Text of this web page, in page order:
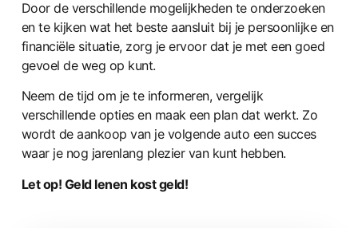
Door de verschillende mogelijkheden te onderzoeken
en te kijken wat het beste aansluit bij je persoonlijke en
financiële situatie, zorg je ervoor dat je met een goed
gevoel de weg op kunt.
Neem de tijd om je te informeren, vergelijk
verschillende opties en maak een plan dat werkt. Zo
wordt de aankoop van je volgende auto een succes
waar je nog jarenlang plezier van kunt hebben.
Let op! Geld lenen kost geld!